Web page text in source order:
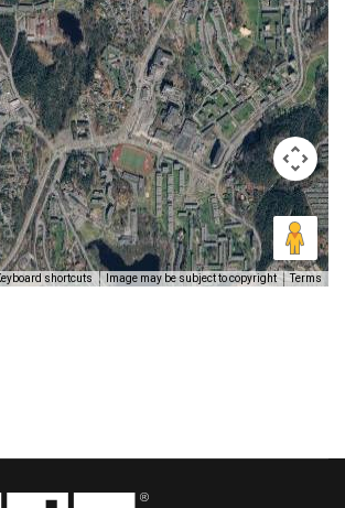
shortcuts Image may be subject to copyright Terms